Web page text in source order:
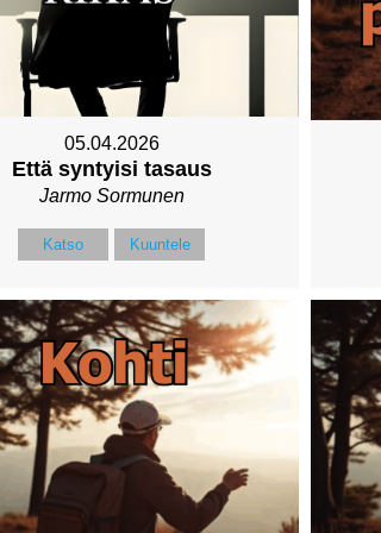
05.04.2026
Että syntyisi tasaus
Jarmo Sormunen
Katso Kuuntele